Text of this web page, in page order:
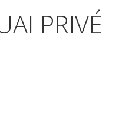
PRIVÉ